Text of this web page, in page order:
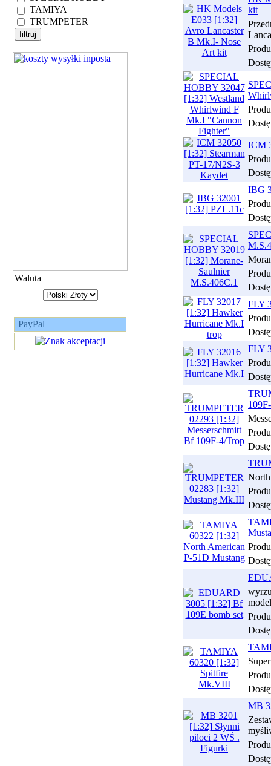
TAMIYA
TRUMPETER
Waluta
PayPal
kit
ICM
IBG
FLY
FLY
MB